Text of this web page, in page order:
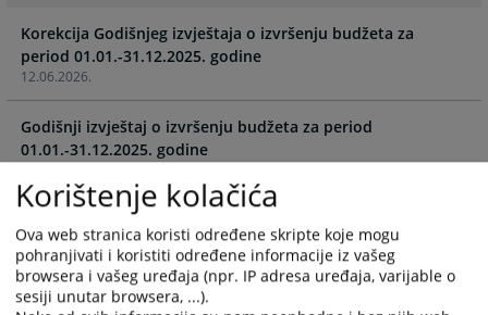
forward
to
interact
with
the
calendar
select
a
date.
Press
the
forward
to
with
the
calendar
select
date.
Press
the
12.06.2026.
Korekcija Godišnjeg izvještaja o izvršenju budžeta za
period 01.01.-31.12.2025. godine
Godišnji izvještaj o izvršenju budžeta za period
01.01.-31.12.2025. godine
13.06.2025.
Korekcija Godišnjeg izvještaja za period 01.01.-31.12.2024.
Godišnji izvještaj o izvršenju budžeta za period
Korištenje kolačića
Ova web stranica koristi određene skripte koje mogu
pohranjivati i koristiti određene informacije iz vašeg
browsera i vašeg uređaja (npr. IP adresa uređaja, varijable o
sesiji unutar browsera, ...).